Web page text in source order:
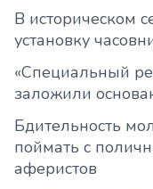
В историческом
установку
«Специальный
заложили
Бдительность
поймать с
аферистов